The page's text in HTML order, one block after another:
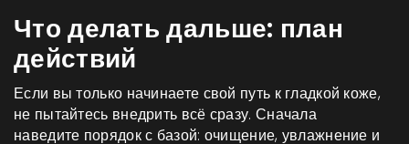
Что делать дальше: план
действий
Если вы только начинаете свой путь к гладкой коже,
не пытайтесь внедрить всё сразу. Сначала
наведите порядок с базой: очищение, увлажнение и